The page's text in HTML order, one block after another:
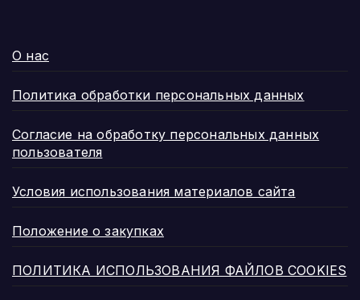
О нас
Политика обработки персональных данных
Согласие на обработку персональных данных
пользователя
Условия использования материалов сайта
Положение о закупках
ПОЛИТИКА ИСПОЛЬЗОВАНИЯ ФАЙЛОВ COOKIES